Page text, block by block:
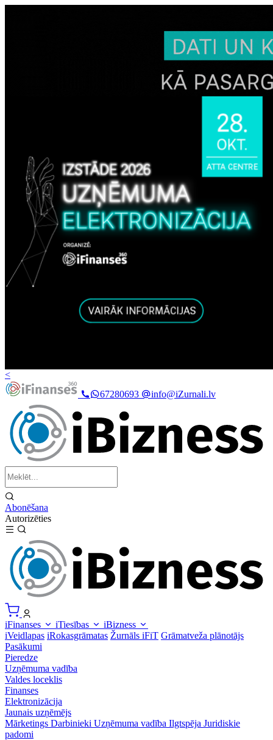
<
67280693
info@iZurnali.lv
Abonēšana
Autorizēties
iFinanses iTiesības
iBizness
iVeidlapas iRokasgrāmatas Žurnāls iFiT Grāmatveža plānotājs
Pasākumi
Pieredze
Uzņēmuma vadība
Valdes loceklis
Finanses
Elektronizācija
Jaunais uzņēmējs
Mārketings Darbinieki Uzņēmuma vadība Ilgtspēja Juridiskie
padomi